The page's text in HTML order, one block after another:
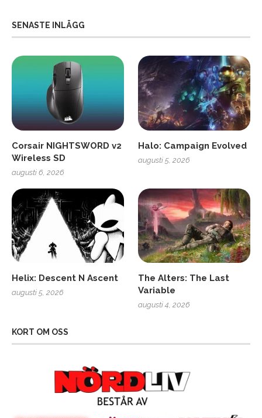
SENASTE INLÄGG
Corsair NIGHTSWORD v2
Wireless SD
augusti 6, 2026
Halo: Campaign Evolved
augusti 5, 2026
Helix: Descent N Ascent
augusti 5, 2026
The Alters: The Last
Variable
augusti 4, 2026
KORT OM OSS